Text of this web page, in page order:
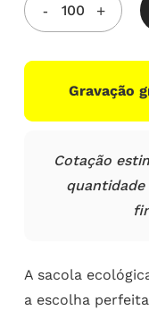
Gravação
Cotação
A sacola
a escolha